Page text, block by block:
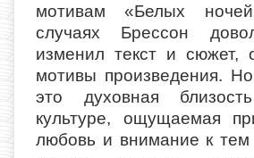
мотивам «Белых
случаях Брессон
изменил текст и сюжет,
мотивы произведения.
это духовная
культуре, ощущаемая
любовь и внимание к тем